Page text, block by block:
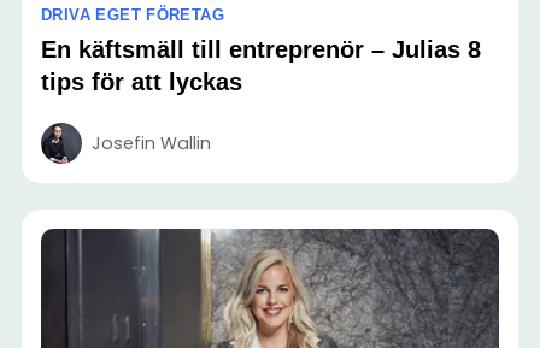
DRIVA EGET FÖRETAG
En käftsmäll till entreprenör – Julias 8
tips för att lyckas
Josefin Wallin